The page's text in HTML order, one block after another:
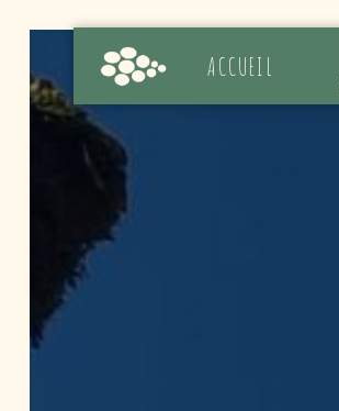
ACCUEIL